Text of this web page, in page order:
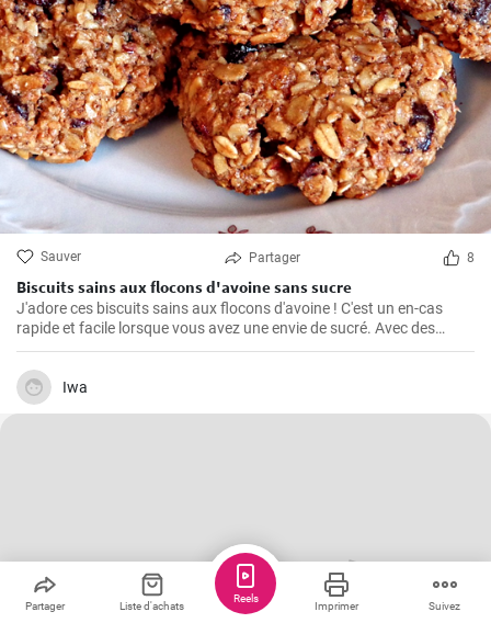
Sauver Partager 8
Biscuits sains aux flocons d'avoine sans sucre
J'adore ces biscuits sains aux flocons d'avoine ! C'est un en-cas
rapide et facile lorsque vous avez une envie de sucré. Avec des
ingrédients naturels et sans sucre, ils ont un goût merveilleux. Grâce
à mon expérience personnelle avec cette recette, j'ai trouvé quelques
conseils et astuces utiles pour les rendre parfaits.
Iwa
Partager Liste d'achats Imprimer Suivez
Reels